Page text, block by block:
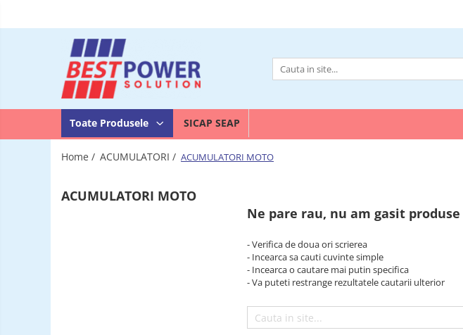
Toate Produsele
ACUMULATORI
Acumulatori Stationari
Acumulatori Moto
Acumulatori Ni-MH
Acumulatori Litiu
Acumulatori LiFePO4
UPS
SURSE
ALIMENTARE
LED
BATERII
LANTERNE
Toate Produsele SICAP SEAP
Home / ACUMULATORI / ACUMULATORI MOTO
ACUMULATORI MOTO
Ne pare rau, nu am gasit
- Verifica de doua ori scrierea
- Incearca sa cauti cuvinte simple
- Incearca o cautare mai putin specifica
- Va puteti restrange rezultatele cautarii ulterior